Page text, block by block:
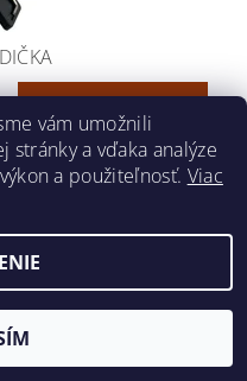
všetky práva vyhradené
vám umožnili
a vďaka analýze
a použiteľnosť. Viac